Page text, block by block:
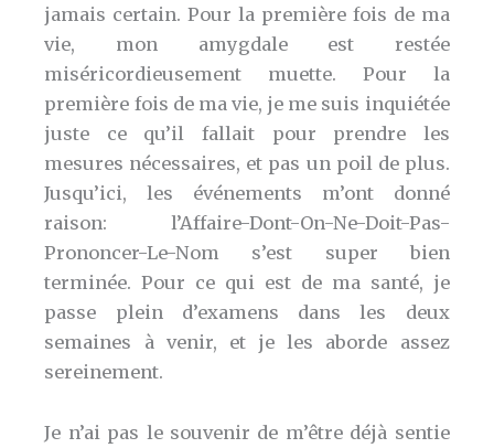
jamais certain. Pour la première fois de ma
vie, mon amygdale est restée
miséricordieusement muette. Pour la
première fois de ma vie, je me suis inquiétée
juste ce qu’il fallait pour prendre les
mesures nécessaires, et pas un poil de plus.
Jusqu’ici, les événements m’ont donné
raison: l’Affaire-Dont-On-Ne-Doit-Pas-
Prononcer-Le-Nom s’est super bien
terminée. Pour ce qui est de ma santé, je
passe plein d’examens dans les deux
semaines à venir, et je les aborde assez
sereinement.
Je n’ai pas le souvenir de m’être déjà sentie